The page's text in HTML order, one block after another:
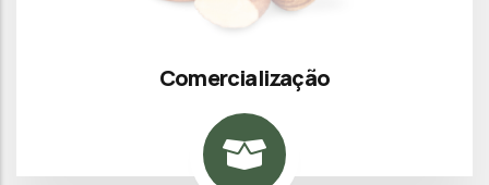
Comercialização